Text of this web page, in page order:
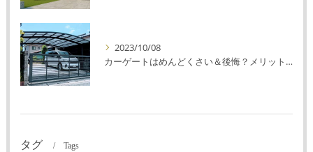
2023/10/08
カーゲートはめんどくさい＆後悔？メリット・デメリットを解説！
タグ Tags